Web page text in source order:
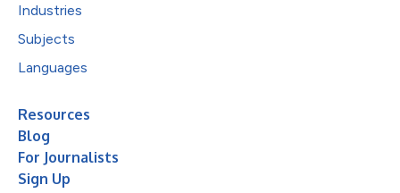
Industries
Subjects
Languages
Resources
Blog
For Journalists
Sign Up